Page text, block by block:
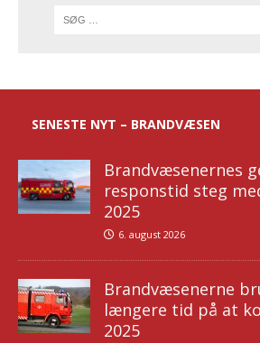
SENESTE NYT – BRANDVÆSEN
Brandvæsenernes
responstid steg
2025
6. august 2026
Brandvæsenerne
længere tid på at
2025